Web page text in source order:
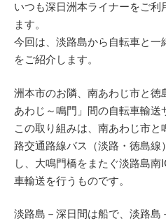
いつも深日洲本ライナーをご
ます。
今回は、淡路島から自転車と
をご紹介します。
洲本市のお隣、南あわじ市と
あわじ～鳴門」間の自転車輸送
この取り組みは、南あわじ市
路交通路線バス（淡路・徳島
し、大鳴門橋をまたぐ淡路島
車輸送を行うものです。
淡路島－深日間は船で、淡路島